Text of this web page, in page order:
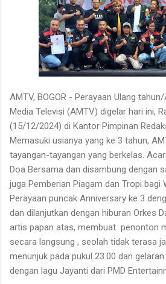
AMTV, BOGOR - Perayaan Ulang
Media Televisi (AMTV) digelar hari ini,
(15/12/2024) di Kantor Pimpinan
Memasuki usianya yang ke 3 tahun,
tayangan-tayangan yang berkelas.
Doa Bersama dan disambung dengan
juga Pemberian Piagam dan Tropi bagi
Perayaan puncak Anniversary ke 3
dan dilanjutkan dengan hiburan Orkes
artis papan atas, membuat penonton
secara langsung , seolah tidak terasa
menunjuk pada pukul 23.00 dan
dengan lagu Jayanti dari PMD